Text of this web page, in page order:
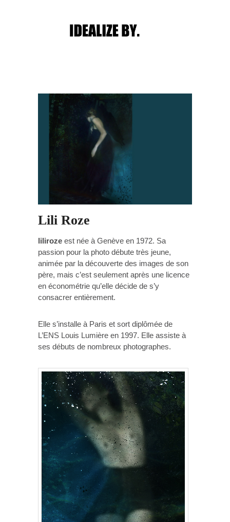
Post navigation
Lili Roze
liliroze est née à Genève en 1972. Sa
passion pour la photo débute très jeune,
animée par la découverte des images de son
père, mais c’est seulement après une licence
en économétrie qu’elle décide de s’y
consacrer entièrement.
Elle s’installe à Paris et sort diplômée de
L’ENS Louis Lumière en 1997. Elle assiste à
ses débuts de nombreux photographes.